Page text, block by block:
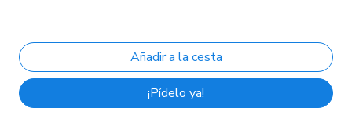
¡Pídelo ya!